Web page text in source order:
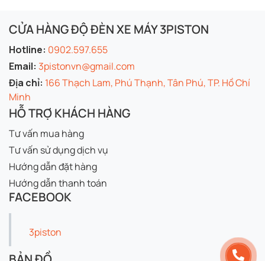
CỬA HÀNG ĐỘ ĐÈN XE MÁY 3PISTON
Hotline: 0902.597.655
Email: 3pistonvn@gmail.com
Địa chỉ: 166 Thạch Lam, Phú Thạnh, Tân Phú, TP. Hồ Chí
Minh
HỖ TRỢ KHÁCH HÀNG
Tư vấn mua hàng
Tư vấn sử dụng dịch vụ
Hướng dẫn đặt hàng
Hướng dẫn thanh toán
FACEBOOK
3piston